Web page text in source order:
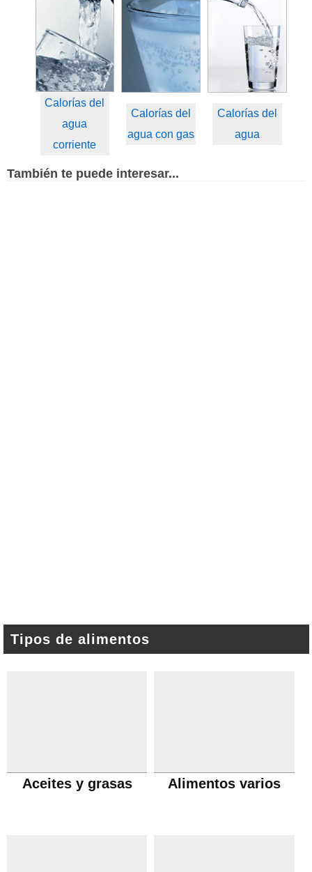
Calorías del
agua
corriente
Calorías del
agua con gas
Calorías del
agua
También te puede interesar...
Tipos de alimentos
Aceites y grasas Alimentos varios